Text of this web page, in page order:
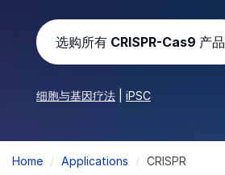
选购所有 CRISPR-Cas9 产品
细胞与基因疗法 iPSC
Breadcrumb
Home Applications CRISPR